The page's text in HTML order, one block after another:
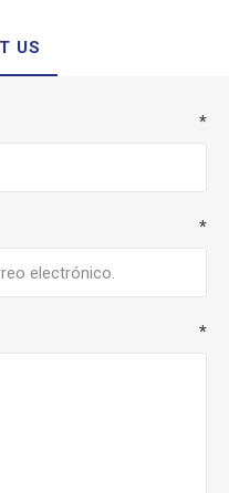
US
*
*
*